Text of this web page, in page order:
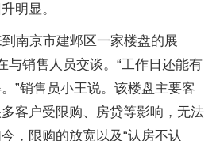
明显。
南京市建邺区一家楼盘的展
与销售人员交谈。“工作日还能有
”销售员小王说。该楼盘主要客
客户受限购、房贷等影响，无法
，限购的放宽以及“认房不认